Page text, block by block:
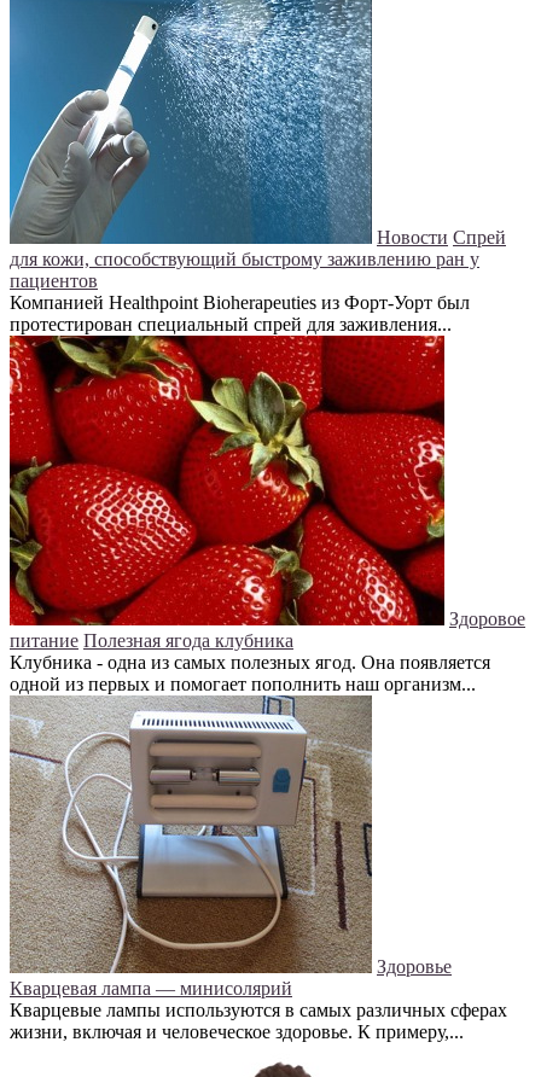
Новости Спрей
для кожи, способствующий быстрому заживлению ран у
пациентов
Компанией Healthpoint Bioherapeuties из Форт-Уорт был
протестирован специальный спрей для заживления...
Здоровое
питание Полезная ягода клубника
Клубника - одна из самых полезных ягод. Она появляется
одной из первых и помогает пополнить наш организм...
Здоровье
Кварцевая лампа — минисолярий
Кварцевые лампы используются в самых различных сферах
жизни, включая и человеческое здоровье. К примеру,...